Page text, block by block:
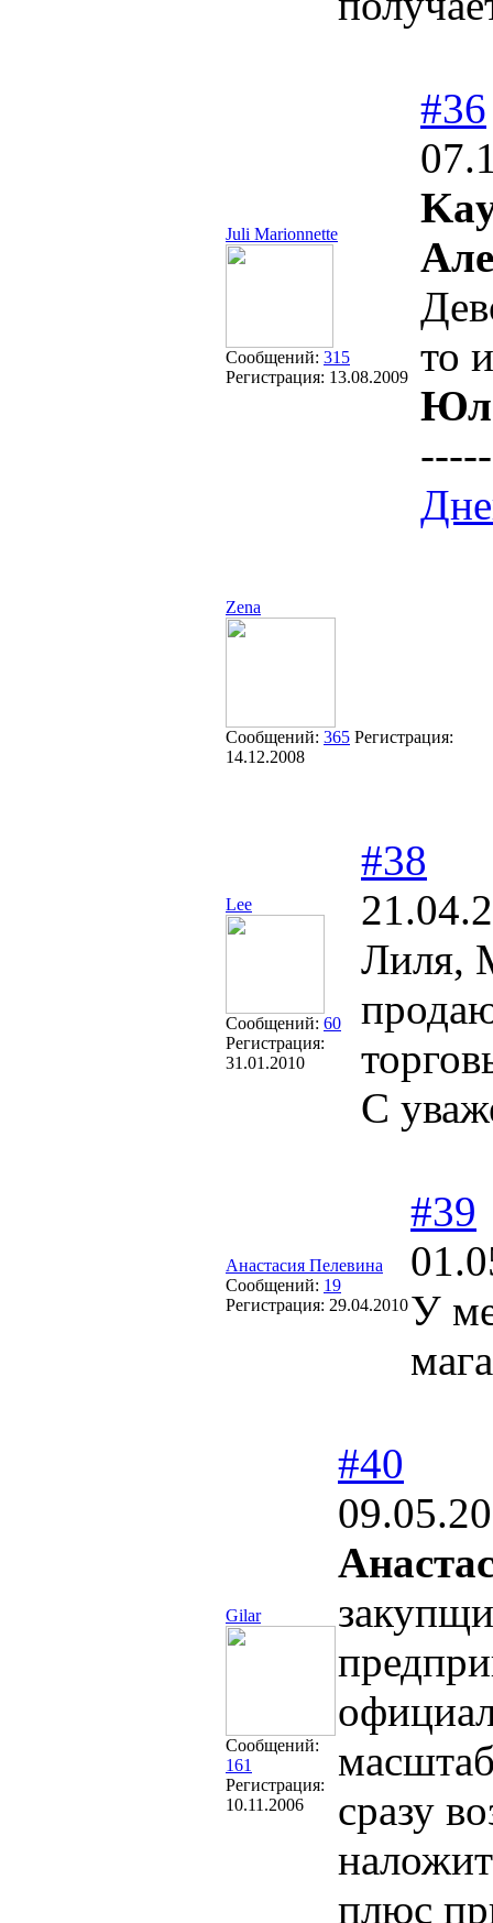
Juli Marionnette
Сообщений: 315
Регистрация: 13.08.2009
#36
то
Zena
Сообщений: 365 Регистрация:
14.12.2008
Lee
Сообщений: 60
Регистрация:
31.01.2010
#38
Лиля,
С
Анастасия Пелевина
Сообщений: 19
Регистрация: 29.04.2010
#39
У
Gilar
Сообщений:
161
Регистрация:
10.11.2006
#40
сразу
плюс